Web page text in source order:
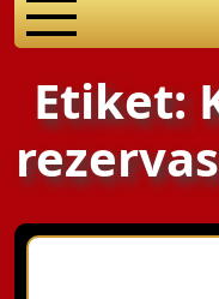
Etiket: